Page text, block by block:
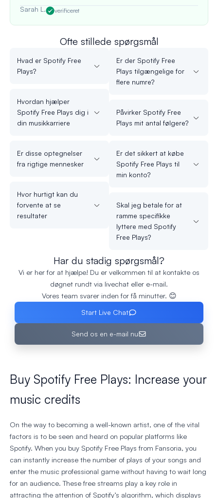
Sarah L. verificeret
Ofte stillede spørgsmål
Hvad er Spotify Free
Plays?
Hvordan hjælper
Spotify Free Plays dig i
din musikkarriere
Er disse optegnelser
fra rigtige mennesker
Hvor hurtigt kan du
forvente at se
resultater
Er der Spotify Free
Plays tilgængelige for
flere numre?
Påvirker Spotify Free
Plays mit antal følgere?
Er det sikkert at købe
Spotify Free Plays til
min konto?
Skal jeg betale for at
ramme specifikke
lyttere med Spotify
Free Plays?
Har du stadig spørgsmål?
Vi er her for at hjælpe! Du er velkommen til at kontakte os
døgnet rundt via livechat eller e-mail.
Vores team svarer inden for få minutter. 😊
Start Live Chat
Send os en e-mail nu
Buy Spotify Free Plays: Increase your
music credits
On the way to becoming a well-known artist, one of the vital
factors is to be seen and heard on popular platforms like
Spotify. When you buy Spotify Free Plays from Fansoria, you
can instantly increase the number of plays of your songs and
enter the music professional game without having to wait long
for an audience. These free streams play a key role in
attracting the attention of Spotify’s algorithm, which displays